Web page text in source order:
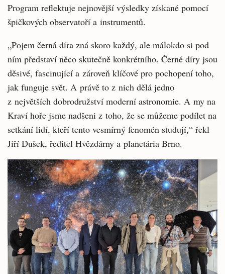
Program reflektuje nejnovější výsledky získané pomocí
špičkových observatoří a instrumentů.
„Pojem černá díra zná skoro každý, ale málokdo si pod
ním představí něco skutečně konkrétního. Černé díry jsou
děsivé, fascinující a zároveň klíčové pro pochopení toho,
jak funguje svět. A právě to z nich dělá jedno
z největších dobrodružství moderní astronomie. A my na
Kraví hoře jsme nadšeni z toho, že se můžeme podílet na
setkání lidí, kteří tento vesmírný fenomén studují,“ řekl
Jiří Dušek, ředitel Hvězdárny a planetária Brno.